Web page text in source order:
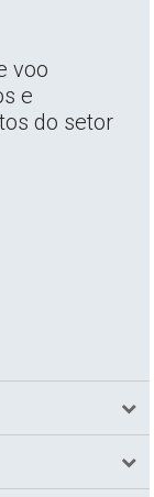
voo
e
do setor